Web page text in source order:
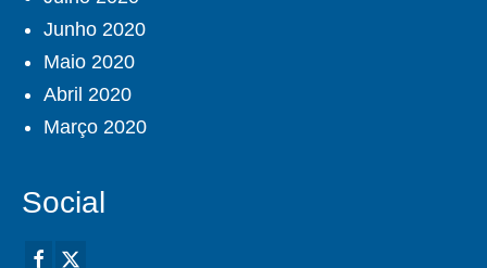
Junho 2020
Maio 2020
Abril 2020
Março 2020
Social